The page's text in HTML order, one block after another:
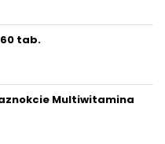
tab.
Multiwitamina